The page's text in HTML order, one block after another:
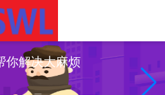
你解决大麻烦